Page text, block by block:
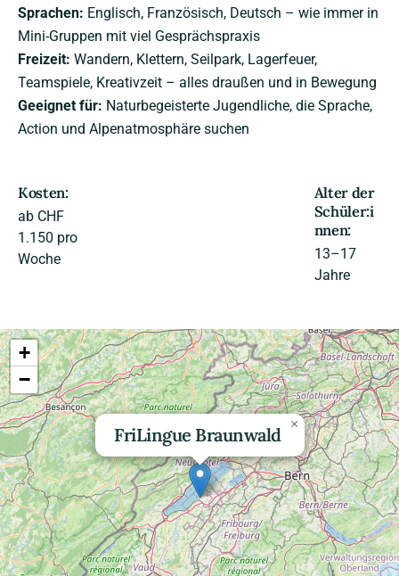
Sprachen: Englisch, Französisch, Deutsch – wie immer in
Mini-Gruppen mit viel Gesprächspraxis
Freizeit: Wandern, Klettern, Seilpark, Lagerfeuer,
Teamspiele, Kreativzeit – alles draußen und in Bewegung
Geeignet für: Naturbegeisterte Jugendliche, die Sprache,
Action und Alpenatmosphäre suchen
Kosten:
ab CHF
1.150 pro
Woche
Alter der
Schüler:i
nnen:
13–17
Jahre
FriLingue Braunwald ×
+
−